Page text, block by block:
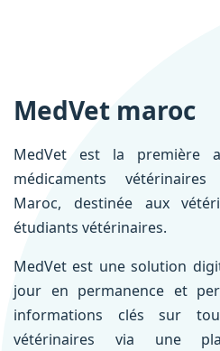
MedVet maroc
MedVet est la première
médicaments
Maroc, destinée aux
étudiants vétérinaires.
MedVet est une solution
jour en permanence et
informations clés sur
vétérinaires via une